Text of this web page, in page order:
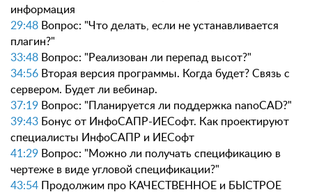
информация
29:48 Вопрос: "Что делать, если не устанавливается
плагин?"
33:48 Вопрос: "Реализован ли перепад высот?"
34:56 Вторая версия программы. Когда будет? Связь с
сервером. Будет ли вебинар.
37:19 Вопрос: "Планируется ли поддержка nanoCAD?"
39:43 Бонус от ИнфоСАПР-ИЕСофт. Как проектируют
специалисты ИнфоСАПР и ИЕСофт
41:29 Вопрос: "Можно ли получать спецификацию в
чертеже в виде угловой спецификации?"
43:54 Продолжим про КАЧЕСТВЕННОЕ и БЫСТРОЕ